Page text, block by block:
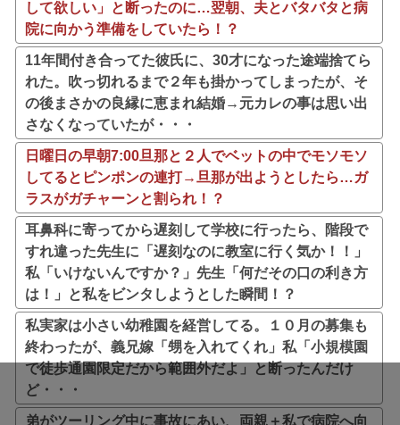
して欲しい」と断ったのに…翌朝、夫とバタバタと病
院に向かう準備をしていたら！？
11年間付き合ってた彼氏に、30才になった途端捨てら
れた。吹っ切れるまで２年も掛かってしまったが、そ
の後まさかの良縁に恵まれ結婚→元カレの事は思い出
さなくなっていたが・・・
日曜日の早朝7:00旦那と２人でベットの中でモソモソ
してるとピンポンの連打→旦那が出ようとしたら…ガ
ラスがガチャーンと割られ！？
耳鼻科に寄ってから遅刻して学校に行ったら、階段で
すれ違った先生に「遅刻なのに教室に行く気か！！」
私「いけないんですか？」先生「何だその口の利き方
は！」と私をビンタしようとした瞬間！？
私実家は小さい幼稚園を経営してる。１０月の募集も
終わったが、義兄嫁「甥を入れてくれ」私「小規模園
で徒歩通園限定だから範囲外だよ」と断ったんだけ
ど・・・
弟がツーリング中に事故にあい、両親＋私で病院へ向